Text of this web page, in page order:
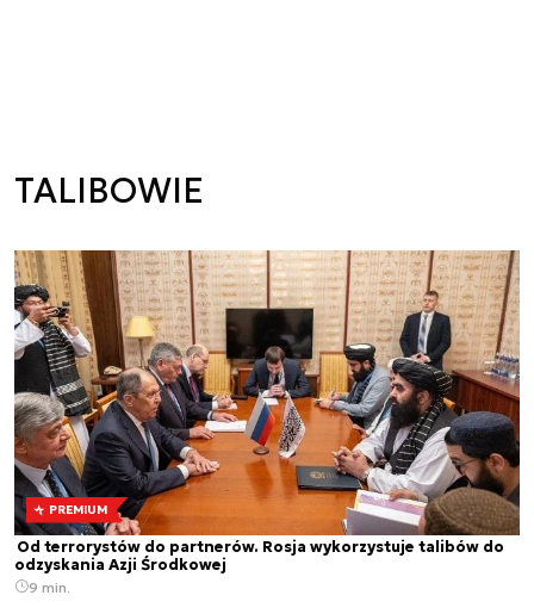
TALIBOWIE
PREMIUM
Od terrorystów do partnerów. Rosja wykorzystuje talibów do
odzyskania Azji Środkowej
9 min.